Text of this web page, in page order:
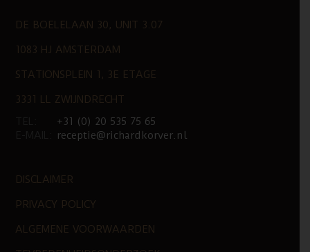
DE BOELELAAN 30, UNIT 3.07
1083 HJ AMSTERDAM
STATIONSPLEIN 1, 3E ETAGE
3331 LL ZWIJNDRECHT
+31 (0) 20 535 75 65
receptie@richardkorver.nl
DISCLAIMER
PRIVACY POLICY
ALGEMENE VOORWAARDEN